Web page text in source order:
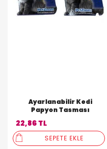
Ayarlanabilir Kedi
Papyon Tasması
22,86 TL
SEPETE EKLE